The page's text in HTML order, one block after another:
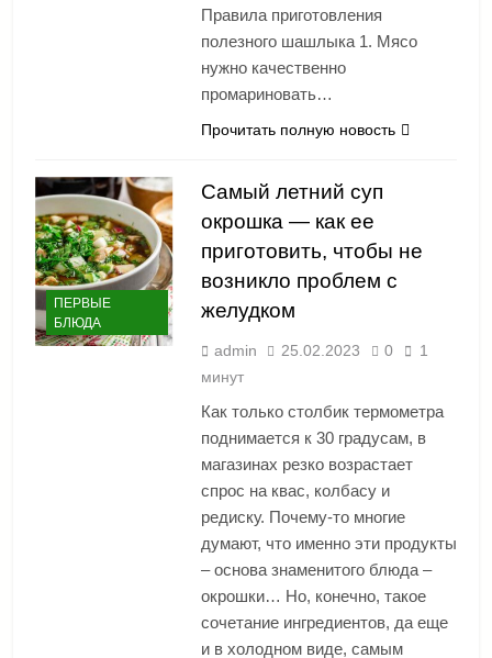
Правила приготовления
полезного шашлыка 1. Мясо
нужно качественно
промариновать…
Прочитать полную новость
ПЕРВЫЕ
БЛЮДА
Самый летний суп
окрошка — как ее
приготовить, чтобы не
возникло проблем с
желудком
admin 25.02.2023 0
1
минут
Как только столбик термометра
поднимается к 30 градусам, в
магазинах резко возрастает
спрос на квас, колбасу и
редиску. Почему-то многие
думают, что именно эти продукты
– основа знаменитого блюда –
окрошки… Но, конечно, такое
сочетание ингредиентов, да еще
и в холодном виде, самым